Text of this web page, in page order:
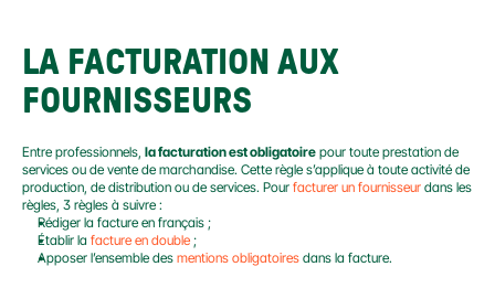
LA FACTURATION AUX
FOURNISSEURS
Entre professionnels, la facturation est obligatoire pour toute prestation de
services ou de vente de marchandise. Cette règle s’applique à toute activité de
production, de distribution ou de services. Pour facturer un fournisseur dans les
règles, 3 règles à suivre :
Rédiger la facture en français ;
Établir la facture en double ;
Apposer l’ensemble des mentions obligatoires dans la facture.